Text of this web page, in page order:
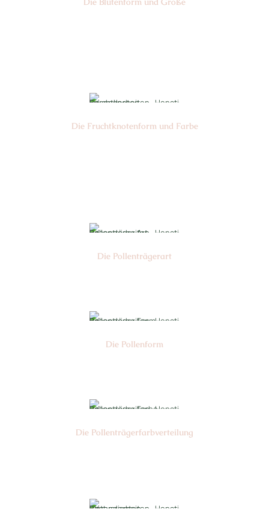
Die Frucht­knotenform und Farbe
Die Pollen­trägerart
Die Pollen­form
Die Pollen­trägerfarb­verteilung